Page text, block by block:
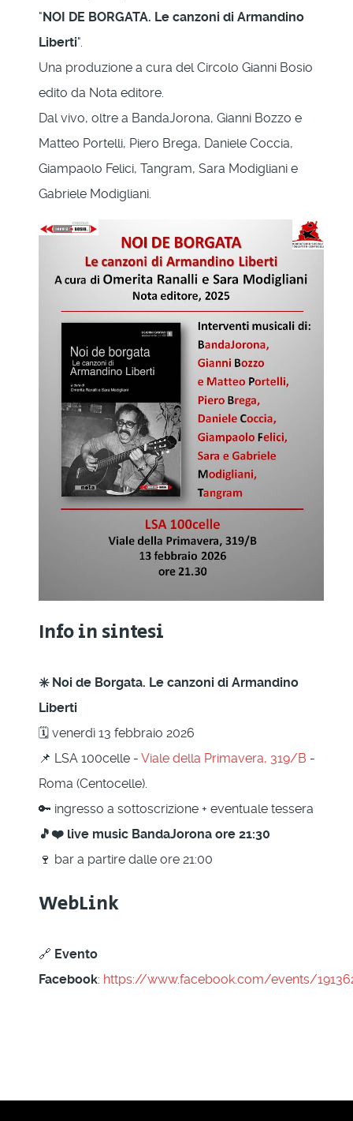
"NOI DE BORGATA. Le canzoni di Armandino
Liberti".
Una produzione a cura del Circolo Gianni Bosio
edito da Nota editore.
Dal vivo, oltre a BandaJorona, Gianni Bozzo e
Matteo Portelli, Piero Brega, Daniele Coccia,
Giampaolo Felici, Tangram, Sara Modigliani e
Gabriele Modigliani.
Info in sintesi
✳️ Noi de Borgata. Le canzoni di Armandino
Liberti
🗓 venerdì 13 febbraio 2026
📌 LSA 100celle - Viale della Primavera, 319/B -
Roma (Centocelle).
🔑 ingresso a sottoscrizione + eventuale tessera
🎵❤️ live music BandaJorona ore 21:30
🍷 bar a partire dalle ore 21:00
WebLink
🔗 Evento
Facebook: https://www.facebook.com/events/